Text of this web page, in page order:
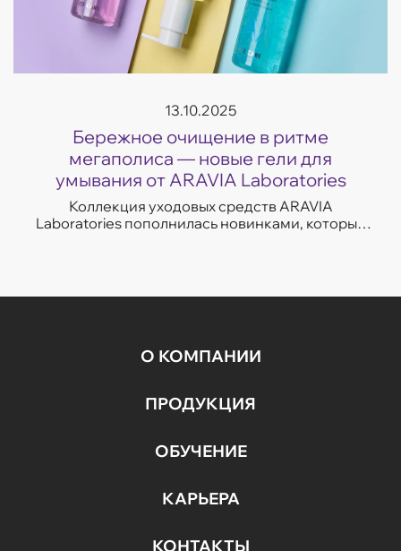
13.10.2025
Бережное очищение в ритме
мегаполиса — новые гели для
умывания от ARAVIA Laboratories
Коллекция уходовых средств ARAVIA
Laboratories пополнилась новинками, которые
О КОМПАНИИ
ПРОДУКЦИЯ
ОБУЧЕНИЕ
КАРЬЕРА
КОНТАКТЫ